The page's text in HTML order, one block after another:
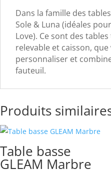
Dans la famille des
Sole & Luna (idéales
Love). Ce sont des
relevable et caisson,
personnaliser et
fauteuil.
Produits
Table basse
GLEAM Marbre